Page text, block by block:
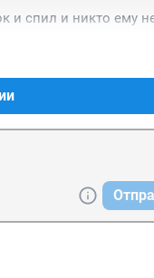
и спил и никто ему